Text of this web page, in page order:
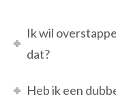
Ik wil
dat?
Heb ik een